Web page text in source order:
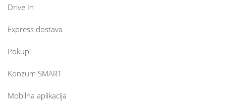
Drive In
Express dostava
Pokupi
Konzum SMART
Mobilna aplikacija